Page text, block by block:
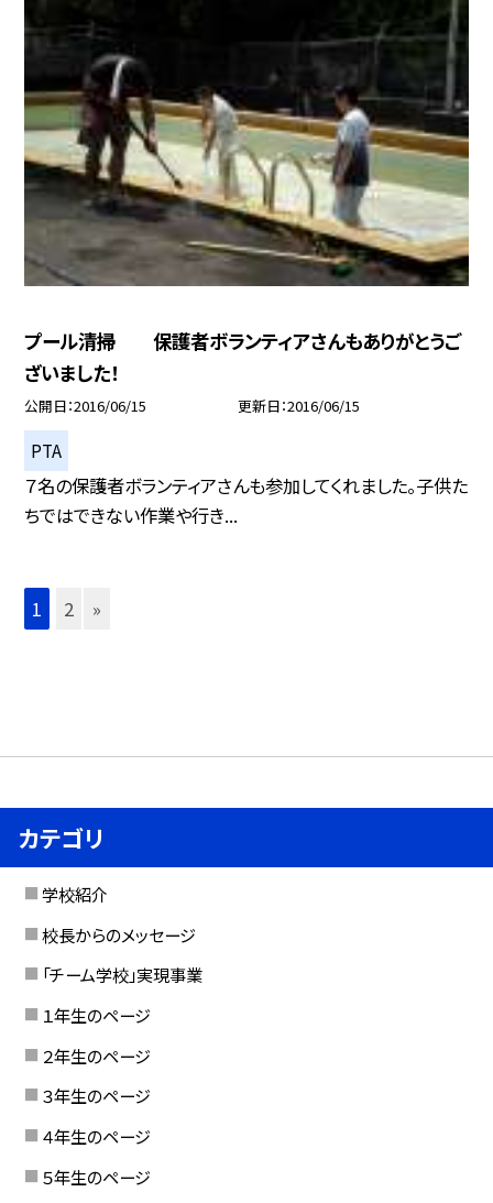
プール清掃 保護者ボランティアさんもありがとうご
ざいました！
公開日 2016/06/15 更新日 2016/06/15
PTA
７名の保護者ボランティアさんも参加してくれました。子供た
ちではできない作業や行き...
1 2 »
カテゴリ
学校紹介
校長からのメッセージ
「チーム学校」実現事業
１年生のページ
２年生のページ
３年生のページ
４年生のページ
５年生のページ